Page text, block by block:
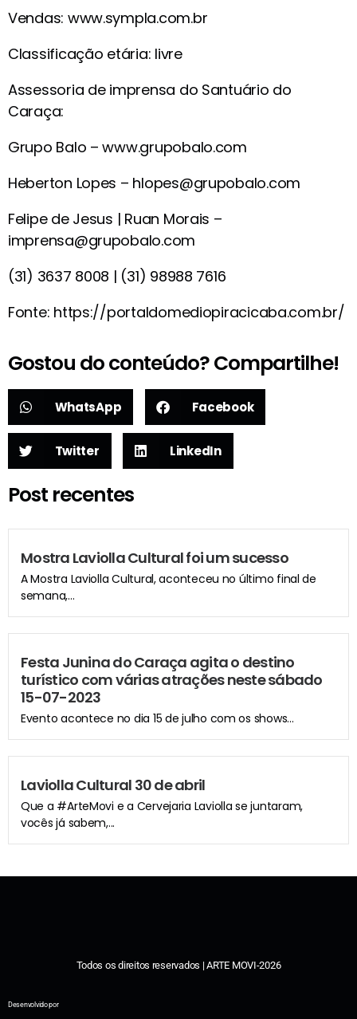
Vendas: www.sympla.com.br
Classificação etária: livre
Assessoria de imprensa do Santuário do
Caraça:
Grupo Balo – www.grupobalo.com
Heberton Lopes – hlopes@grupobalo.com
Felipe de Jesus | Ruan Morais –
imprensa@grupobalo.com
(31) 3637 8008 | (31) 98988 7616
Fonte: https://portaldomediopiracicaba.com.br/
Gostou do conteúdo? Compartilhe!
WhatsApp Facebook
Twitter LinkedIn
Post recentes
Mostra Laviolla Cultural foi um sucesso
A Mostra Laviolla Cultural, aconteceu no último final de
semana,...
Festa Junina do Caraça agita o destino
turístico com várias atrações neste sábado
15-07-2023
Evento acontece no dia 15 de julho com os shows...
Laviolla Cultural 30 de abril
Que a #ArteMovi e a Cervejaria Laviolla se juntaram,
vocês já sabem,...
Todos os direitos reservados | ARTE MOVI-2026
Desenvolvido por